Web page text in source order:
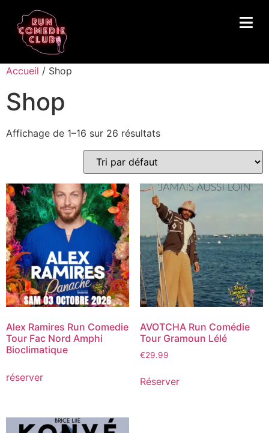
Accueil / Shop
Shop
Affichage de 1–16 sur 26 résultats
Alex Ramires Run Comedie
Tour Fac Nord Amphi
Bioclimatique
réserver
AVOTCHA Run Comédie
Tour Gramoun Lélé
€29.99
Réserver